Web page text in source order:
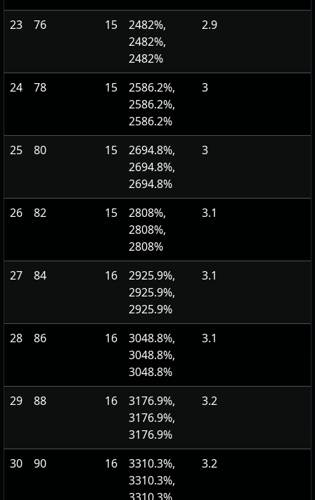
23 76 15
2482%,
2482%,
2482%
2.9
24 78 15
2586.2%,
2586.2%,
2586.2%
3
25 80 15
2694.8%,
2694.8%,
2694.8%
3
26 82 15
2808%,
2808%,
2808%
3.1
27 84 16
2925.9%,
2925.9%,
2925.9%
3.1
28 86 16
3048.8%,
3048.8%,
3048.8%
3.1
29 88 16
3176.9%,
3176.9%,
3176.9%
3.2
30 90 16
3310.3%,
3310.3%,
3.2